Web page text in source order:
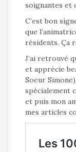
soignantes et
C’est bon
que
résidents. Ça
J’ai retrouvé
et apprécie
Soeur Simone),
spécialement
et puis mon
mes articles